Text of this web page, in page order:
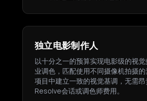
独立电影制作人
以十分之一的预算实现电影级的视
业调色，匹配使用不同摄像机拍摄
项目中建立一致的视觉基调，无需
Resolve会话或调色师费用。